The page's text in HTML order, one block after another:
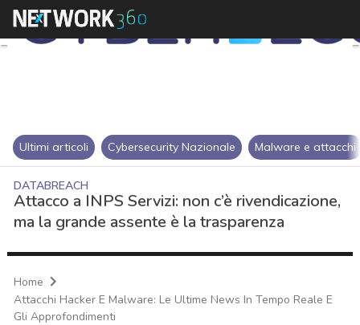
Ultimi articoli Cybersecurity Nazionale Malware e attacchi
DATABREACH
Attacco a INPS Servizi: non c’è rivendicazione,
ma la grande assente è la trasparenza
Home
Attacchi Hacker E Malware: Le Ultime News In Tempo Reale E
Gli Approfondimenti